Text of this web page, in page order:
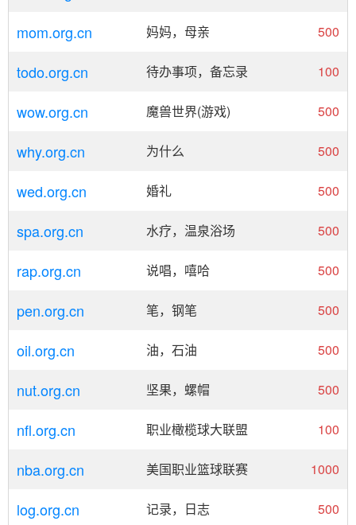
mom.org.cn 妈妈，母亲 500
todo.org.cn 待办事项，备忘录 100
wow.org.cn 魔兽世界(游戏) 500
why.org.cn 为什么 500
wed.org.cn 婚礼 500
spa.org.cn 水疗，温泉浴场 500
rap.org.cn 说唱，嘻哈 500
pen.org.cn 笔，钢笔 500
oil.org.cn 油，石油 500
nut.org.cn 坚果，螺帽 500
nfl.org.cn 职业橄榄球大联盟 100
nba.org.cn 美国职业篮球联赛 1000
log.org.cn 记录，日志 500